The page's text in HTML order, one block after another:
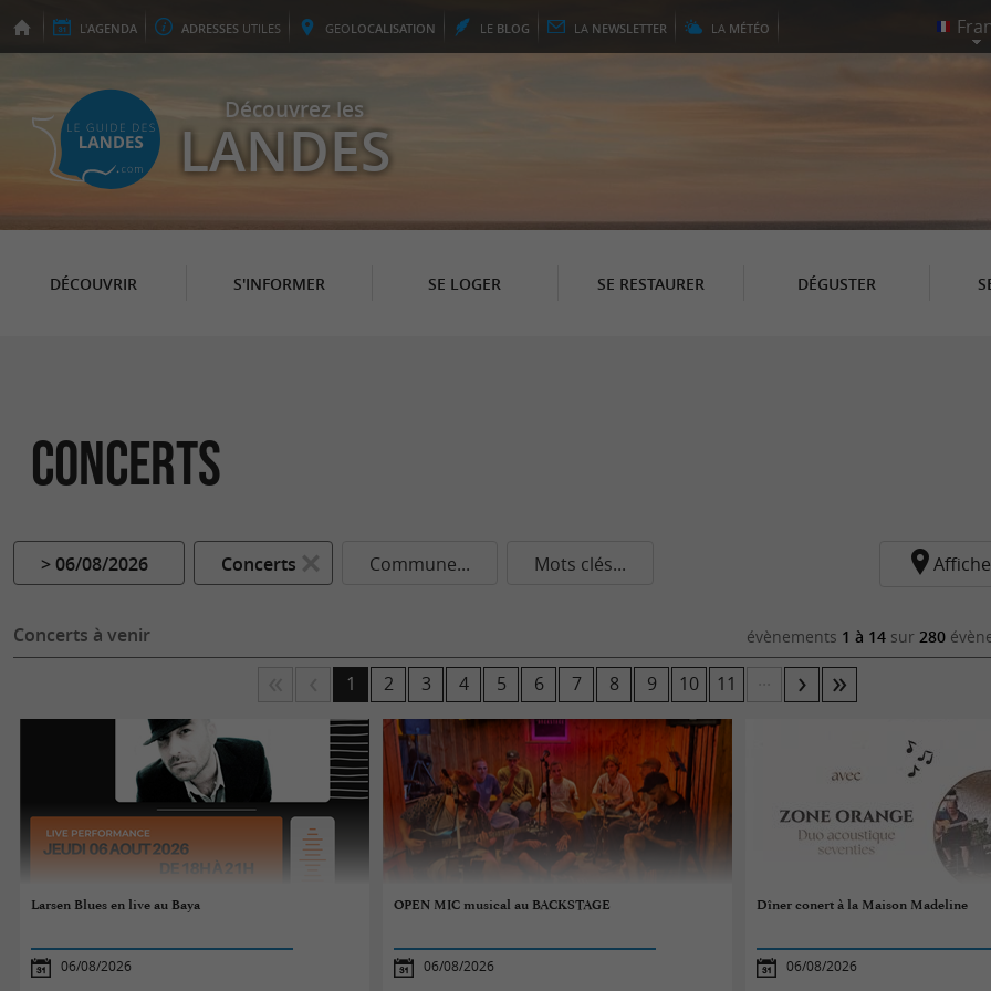
L'AGENDA ADRESSES UTILES GEOLOCALISATION LE BLOG LA NEWSLETTER LA MÉTÉO
Découvrez les
LANDES
DÉCOUVRIR S'INFORMER SE LOGER SE RESTAURER DÉGUSTER
Concerts
> 06/08/2026 Concerts Commune... Mots clés...
Concerts à venir évènements 1 à 14 sur 280
1 2 3 4 5 6 7 8 9 10 11
Larsen Blues en live au Baya
06/08/2026
OPEN MIC musical au BACKSTAGE
06/08/2026
Dîner conert à la Maison Madeline
06/08/2026